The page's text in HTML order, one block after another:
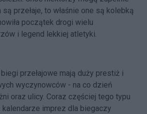
przełaje, to właśnie one są kolebką
początek drogi wielu
i legend lekkiej atletyki.
przełajowe mają duży prestiż i
wyczynowców - na co dzień
oraz ulicy. Coraz częściej tego typu
kalendarze imprez dla biegaczy